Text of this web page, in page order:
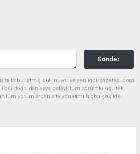
Gönder
kabul etmiş bulunuyor ve yeniigdirgazetesi.com
ilgili doğrudan veya dolaylı tüm sorumluluğu tek
tüm yorumlardan site yönetimi hiçbir şekilde